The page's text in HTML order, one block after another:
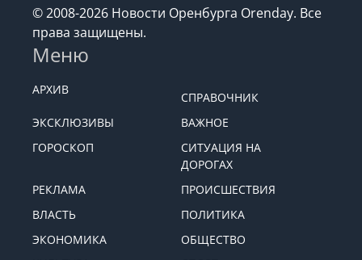
© 2008-2026 Новости Оренбурга Orenday. Все
права защищены.
Меню
АРХИВ
СПРАВОЧНИК
ЭКСКЛЮЗИВЫ
ВАЖНОЕ
ГОРОСКОП
СИТУАЦИЯ НА
ДОРОГАХ
РЕКЛАМА
ПРОИСШЕСТВИЯ
ВЛАСТЬ
ПОЛИТИКА
ЭКОНОМИКА
ОБЩЕСТВО